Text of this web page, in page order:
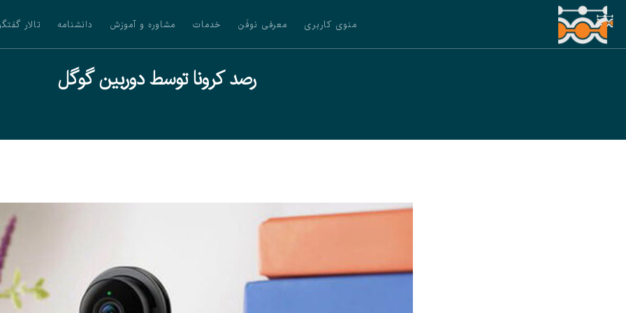
منوی کاربری معرفی نوفَن خدمات مشاوره و آموزش دانشنامه تالار
رصد کرونا توسط دوربین گوگل